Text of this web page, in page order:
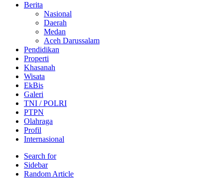
Berita
Nasional
Daerah
Medan
Aceh Darussalam
Pendidikan
Properti
Khasanah
Wisata
EkBis
Galeri
TNI / POLRI
PTPN
Olahraga
Profil
Internasional
Search for
Sidebar
Random Article